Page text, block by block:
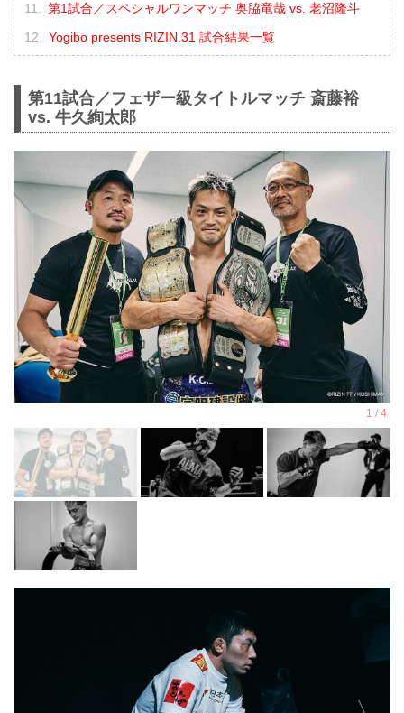
第1試合／スペシャルワンマッチ 奥脇竜哉 vs. 老沼隆斗
Yogibo presents RIZIN.31 試合結果一覧
第11試合／フェザー級タイトルマッチ 斎藤裕
vs. 牛久絢太郎